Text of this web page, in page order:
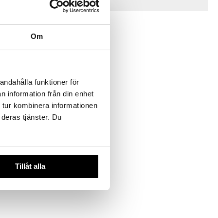
Om
funktioner för
information från din enhet
kombinera informationen
tjänster. Du
Tillåt alla
Vinkkejä sinulle